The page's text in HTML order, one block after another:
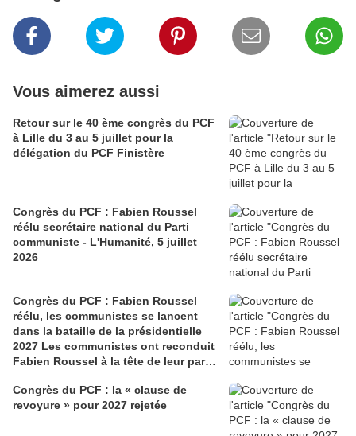
Vous aimerez aussi
Retour sur le 40 ème congrès du PCF
à Lille du 3 au 5 juillet pour la
délégation du PCF Finistère
Congrès du PCF : Fabien Roussel
réélu secrétaire national du Parti
communiste - L'Humanité, 5 juillet
2026
Congrès du PCF : Fabien Roussel
réélu, les communistes se lancent
dans la bataille de la présidentielle
2027 Les communistes ont reconduit
Fabien Roussel à la tête de leur parti,
Lille. Le secrétaire national, dont la
candidature devrait être officialisée le
Congrès du PCF : la « clause de
revoyure » pour 2027 rejetée